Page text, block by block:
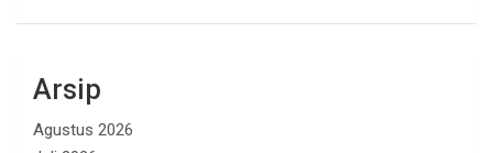
Arsip
Agustus 2026